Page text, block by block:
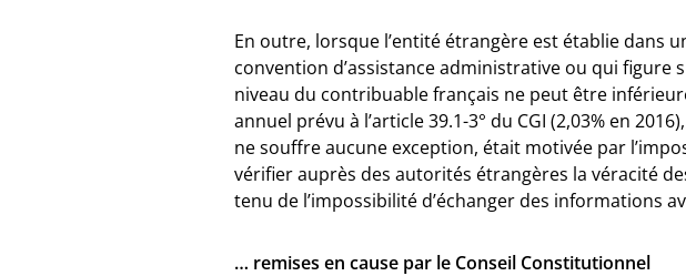
En outre, lorsque l’entité étrangère est établie dans
convention d’assistance administrative ou qui figure
niveau du contribuable français ne peut être
annuel prévu à l’article 39.1-3° du CGI (2,03% en
ne souffre aucune exception, était motivée par
vérifier auprès des autorités étrangères la véracité
tenu de l’impossibilité d’échanger des informations
… remises en cause par le Conseil Constitutionnel